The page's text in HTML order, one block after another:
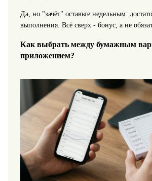
Да, но "зачёт" оставьте недельным:
выполнения. Всё сверх - бонус, а не
Как выбрать между бумажным
приложением?